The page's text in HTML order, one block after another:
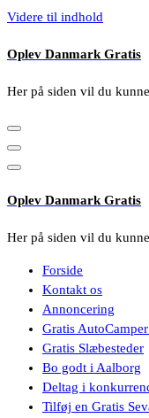
Videre til indhold
Oplev Danmark Gratis
Her på siden vil du
Oplev Danmark Gratis
Her på siden vil du
Forside
Kontakt os
Annoncering
Gratis
Gratis Slæbesteder
Bo godt i Aalborg
Deltag i
Tilføj en Gratis